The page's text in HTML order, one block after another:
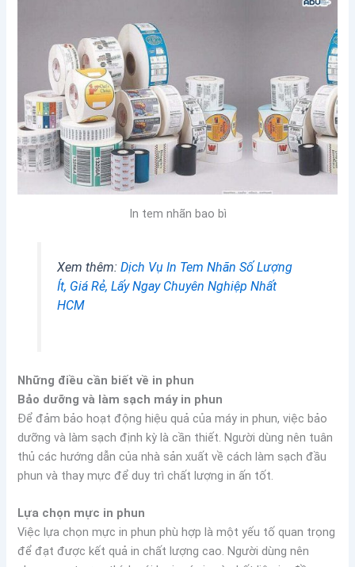
In tem nhãn bao bì
Xem thêm: Dịch Vụ In Tem Nhãn Số Lượng
Ít, Giá Rẻ, Lấy Ngay Chuyên Nghiệp Nhất
HCM
Những điều cần biết về in phun
Bảo dưỡng và làm sạch máy in phun
Để đảm bảo hoạt động hiệu quả của máy in phun, việc bảo
dưỡng và làm sạch định kỳ là cần thiết. Người dùng nên tuân
thủ các hướng dẫn của nhà sản xuất về cách làm sạch đầu
phun và thay mực để duy trì chất lượng in ấn tốt.
Lựa chọn mực in phun
Việc lựa chọn mực in phun phù hợp là một yếu tố quan trọng
để đạt được kết quả in chất lượng cao. Người dùng nên